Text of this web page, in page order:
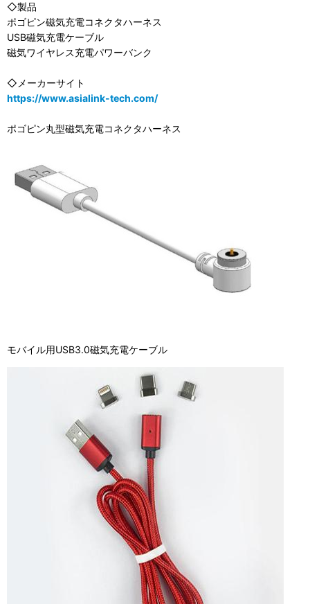
◇製品
ポゴピン磁気充電コネクタハーネス
USB磁気充電ケーブル
磁気ワイヤレス充電パワーバンク
◇メーカーサイト
https://www.asialink-tech.com/
ポゴピン丸型磁気充電コネクタハーネス
モバイル用USB3.0磁気充電ケーブル